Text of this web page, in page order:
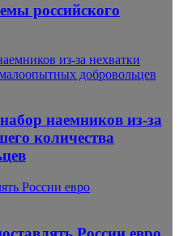
российского
из-за нехватки
добровольцев
наемников из-за
количества
России евро